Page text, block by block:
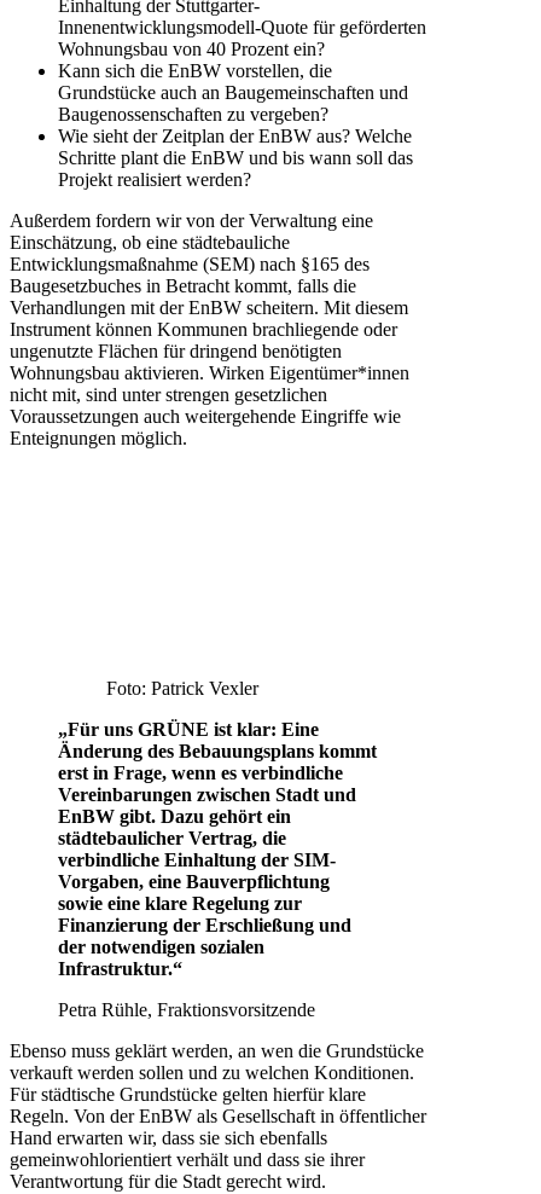
Einhaltung der Stuttgarter-
Innenentwicklungsmodell-Quote für geförderten
Wohnungsbau von 40 Prozent ein?
Kann sich die EnBW vorstellen, die
Grundstücke auch an Baugemeinschaften und
Baugenossenschaften zu vergeben?
Wie sieht der Zeitplan der EnBW aus? Welche
Schritte plant die EnBW und bis wann soll das
Projekt realisiert werden?
Außerdem fordern wir von der Verwaltung eine
Einschätzung, ob eine städtebauliche
Entwicklungsmaßnahme (SEM) nach §165 des
Baugesetzbuches in Betracht kommt, falls die
Verhandlungen mit der EnBW scheitern. Mit diesem
Instrument können Kommunen brachliegende oder
ungenutzte Flächen für dringend benötigten
Wohnungsbau aktivieren. Wirken Eigentümer*innen
nicht mit, sind unter strengen gesetzlichen
Voraussetzungen auch weitergehende Eingriffe wie
Enteignungen möglich.
Foto: Patrick Vexler
„Für uns GRÜNE ist klar: Eine
Änderung des Bebauungsplans kommt
erst in Frage, wenn es verbindliche
Vereinbarungen zwischen Stadt und
EnBW gibt. Dazu gehört ein
städtebaulicher Vertrag, die
verbindliche Einhaltung der SIM-
Vorgaben, eine Bauverpflichtung
sowie eine klare Regelung zur
Finanzierung der Erschließung und
der notwendigen sozialen
Infrastruktur.“
Petra Rühle, Fraktionsvorsitzende
Ebenso muss geklärt werden, an wen die Grundstücke
verkauft werden sollen und zu welchen Konditionen.
Für städtische Grundstücke gelten hierfür klare
Regeln. Von der EnBW als Gesellschaft in öffentlicher
Hand erwarten wir, dass sie sich ebenfalls
gemeinwohlorientiert verhält und dass sie ihrer
Verantwortung für die Stadt gerecht wird.